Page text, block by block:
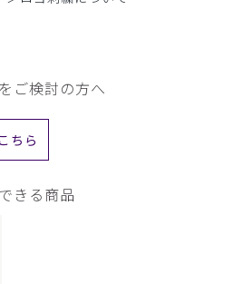
ご検討の方へ
ちら
きる商品